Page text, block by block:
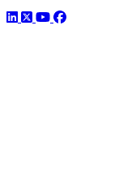
LinkedIn
ツイッター
YouTube
Facebook